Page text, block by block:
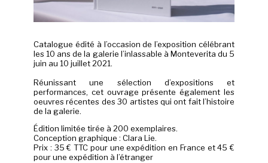
Catalogue édité à l’occasion de l’exposition célébrant
les 10 ans de la galerie l’inlassable à Monteverita du 5
juin au 10 juillet 2021.
Réunissant une sélection d’expositions et
performances, cet ouvrage présente également les
oeuvres récentes des 30 artistes qui ont fait l’histoire
de la galerie.
Édition limitée tirée à 200 exemplaires.
Conception graphique : Clara Lie.
Prix : 35 € TTC pour une expédition en France et 45 €
pour une expédition à l’étranger